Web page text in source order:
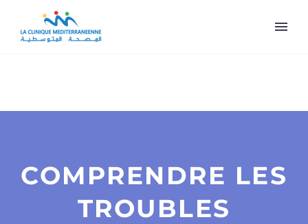
COMPRENDRE LES
TROUBLES